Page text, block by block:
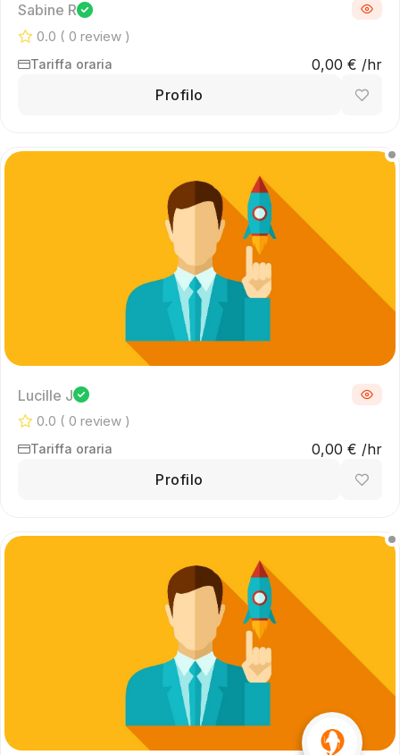
Sabine R
0.0 ( 0 review )
Tariffa oraria
0,00 € /hr
Profilo
Lucille J
0.0 ( 0 review )
Tariffa oraria
0,00 € /hr
Profilo